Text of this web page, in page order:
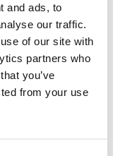
and ads, to
our traffic.
of our site with
partners who
you’ve
from your use
dina frågor.